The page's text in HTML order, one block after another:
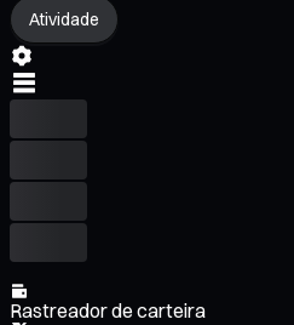
Atividade
Rastreador de carteira